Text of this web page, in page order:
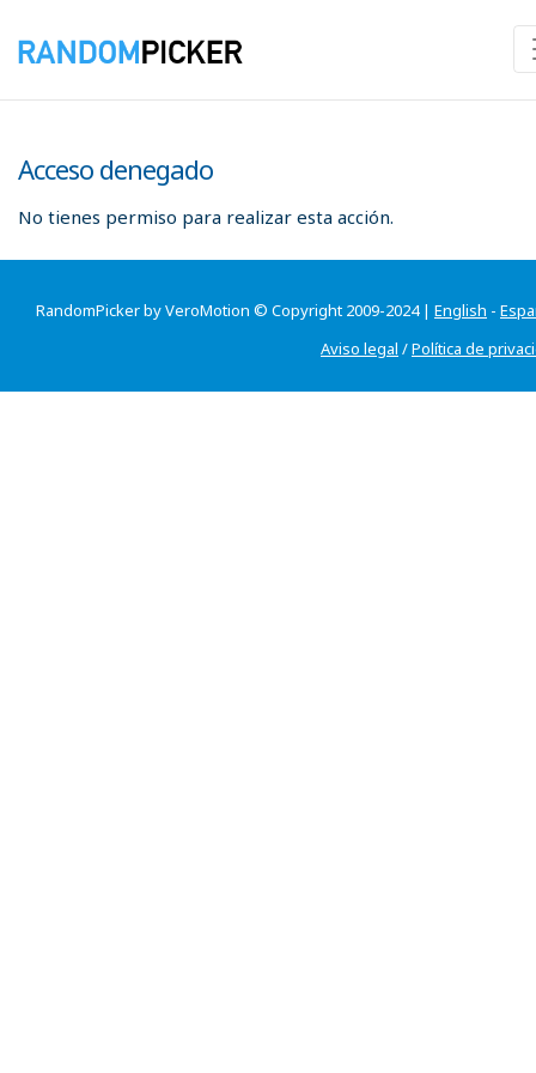
Acceso denegado
No tienes permiso para realizar esta acción.
RandomPicker by VeroMotion © Copyright 2009-2024 | English -
Aviso legal /Política de